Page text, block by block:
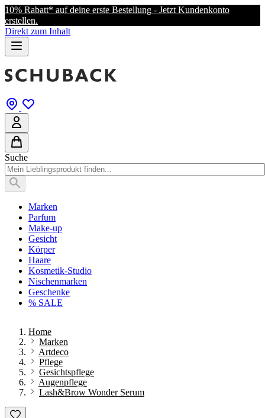
10% Rabatt* auf deine erste Bestellung - Jetzt Kundenkonto
erstellen.
Direkt zum Inhalt
Suche
Marken
Parfum
Make-up
Gesicht
Körper
Haare
Kosmetik-Studio
Nischenmarken
Geschenke
% SALE
Home
Marken
Artdeco
Pflege
Gesichtspflege
Augenpflege
Lash&Brow Wonder Serum